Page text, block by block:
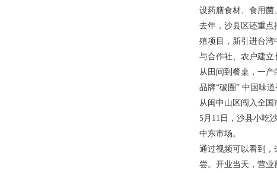
设药膳食材、食用菌
去年，沙县区还重点
殖项目，新引进台湾
与合作社、农户建立
从田间到餐桌，一产
品牌“破圈” 中国味
从闽中山区闯入全国
5月11日，沙县小吃
中东市场。
通过视频可以看到，
尝。开业当天，营业